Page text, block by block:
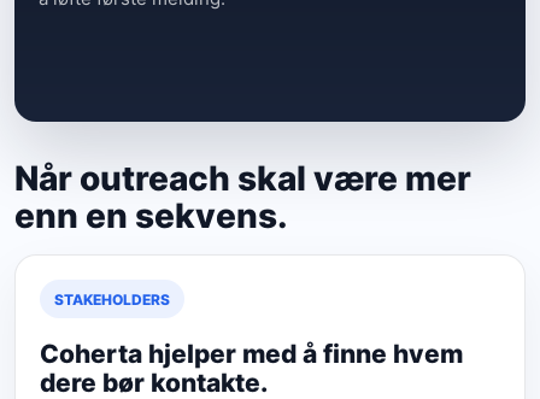
Når outreach skal være mer
enn en sekvens.
STAKEHOLDERS
Coherta hjelper med å finne hvem
dere bør kontakte.